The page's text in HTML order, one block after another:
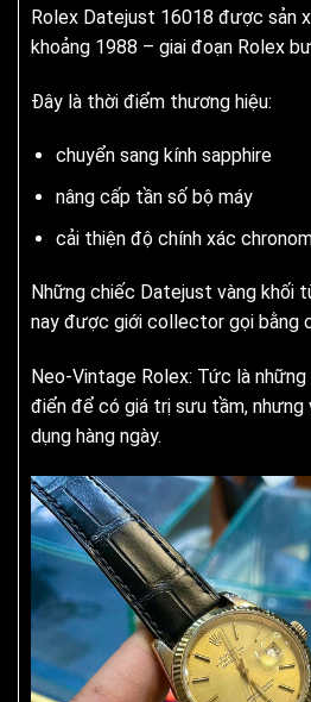
Rolex Datejust 16018 được sản
khoảng 1988 – giai đoạn Rolex
Đây là thời điểm thương hiệu:
chuyển sang kính sapphire
nâng cấp tần số bộ máy
cải thiện độ chính xác
Những chiếc Datejust vàng khối
nay được giới collector gọi bằng
Neo-Vintage Rolex: Tức là
điển để có giá trị sưu tầm, nhưng
dụng hàng ngày.